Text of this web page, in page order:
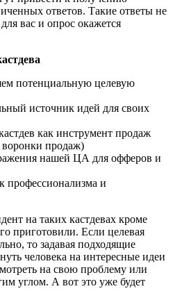
ответов. Такие ответы не
вас и опрос окажется
потенциальную целевую
источник идей для своих
как инструмент продаж
воронки продаж)
нашей ЦА для офферов и
профессионализма и
на таких кастдевах кроме
приготовили. Если целевая
то задавая подходящие
человека на интересные идеи
на свою проблему или
углом. А вот это уже будет